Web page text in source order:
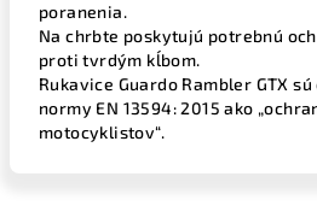
poranenia.
Na chrbte poskytujú potrebnú
proti tvrdým kĺbom.
Rukavice Guardo Rambler GTX
normy EN 13594: 2015 ako
motocyklistov“.